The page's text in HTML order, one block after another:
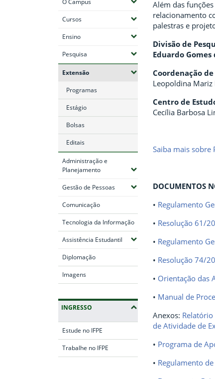
Cursos(Expandir submenus)
Ensino(Expandir submenus)
Pesquisa (Expandir submenus)
Extensão(Expandir submenus)
Programas
Estágio
Bolsas
Editais
Administração e
Planejamento(Expandir submenus)
Gestão de Pessoas(Expandir submenus)
Comunicação
Tecnologia da Informação
Assistência Estudantil (Expandir submenus)
Diplomação
Imagens
INGRESSO
Estude no IFPE
Trabalhe no IFPE
Além das
relacionamento
palestras e
Divisão de
Eduardo Gomes
Coordenação de
Leopoldina Mariz
Centro de
Cecília Barbosa
Saiba mais sobre
DOCUMENTOS
• Regulamento
• Resolução 61/
• Regulamento
• Resolução 74/
• Orientação das
• Manual de
Anexos:
de Atividade de
• Programa de
• Regulamento